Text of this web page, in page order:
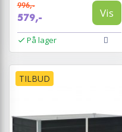
996,-
579,- Vis
På lager
TILBUD